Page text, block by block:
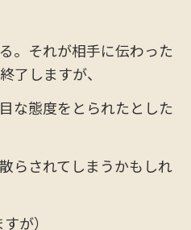
。それが相手に伝わった
了しますが、
な態度をとられたとした
らされてしまうかもしれ
が）